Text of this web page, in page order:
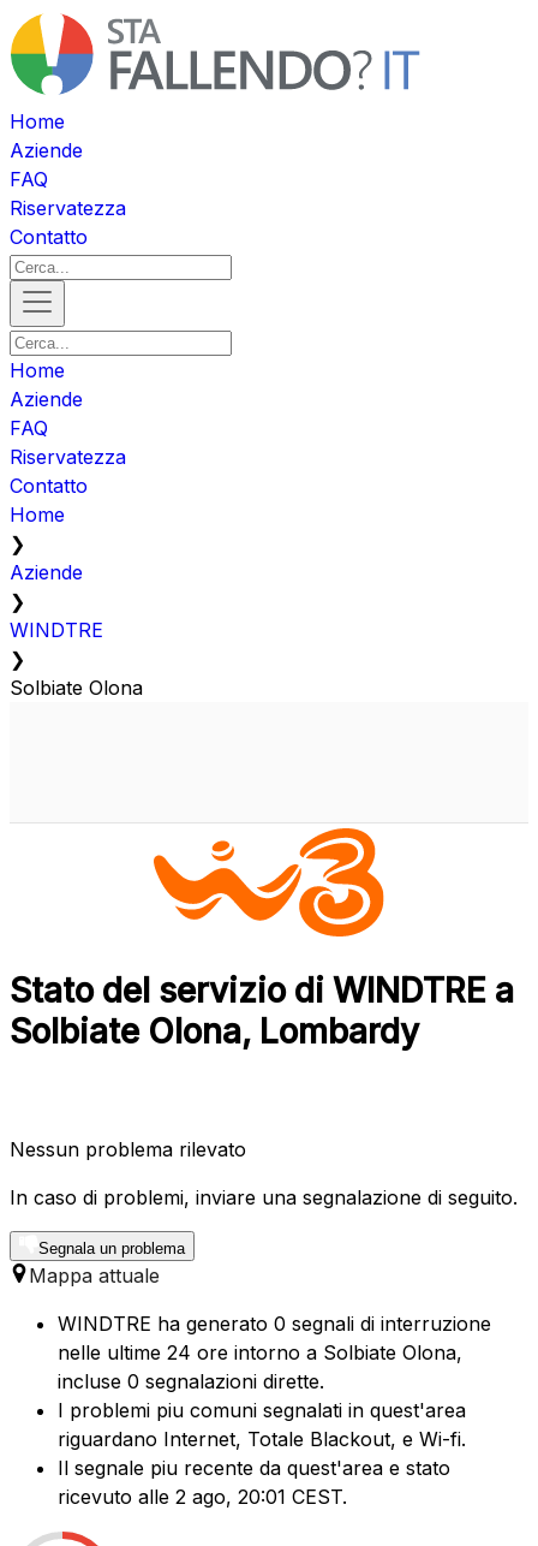
Home
Aziende
FAQ
Riservatezza
Contatto
Home
Aziende
FAQ
Riservatezza
Contatto
Home
❯
Aziende
❯
WINDTRE
❯
Solbiate Olona
Stato del servizio di WINDTRE a
Solbiate Olona, Lombardy
Nessun problema rilevato
In caso di problemi, inviare una segnalazione di seguito.
Segnala un problema
Mappa attuale
WINDTRE ha generato 0 segnali di interruzione
nelle ultime 24 ore intorno a Solbiate Olona,
incluse 0 segnalazioni dirette.
I problemi piu comuni segnalati in quest'area
riguardano Internet, Totale Blackout, e Wi-fi.
Il segnale piu recente da quest'area e stato
ricevuto alle 2 ago, 20:01 CEST.